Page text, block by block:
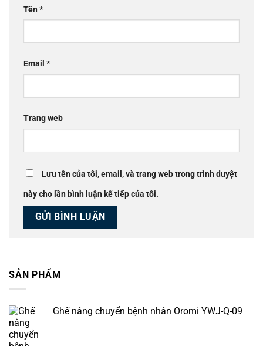
Tên*
Email *
Trang web
Lưu tên của tôi, email, và trang web trong trình duyệt
này cho lần bình luận kế tiếp của tôi.
SẢN PHẨM
Ghế nâng chuyển bệnh nhân Oromi YWJ-Q-09